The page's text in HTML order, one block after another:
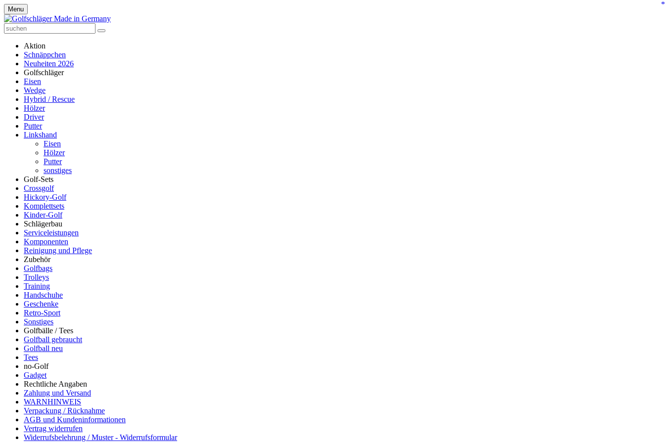
Menu
Aktion
Schnäppchen
Neuheiten 2026
Golfschläger
Eisen
Wedge
Hybrid / Rescue
Hölzer
Driver
Putter
Linkshand
Eisen
Hölzer
Putter
sonstiges
Golf-Sets
Crossgolf
Hickory-Golf
Komplettsets
Kinder-Golf
Schlägerbau
Serviceleistungen
Komponenten
Reinigung und Pflege
Zubehör
Golfbags
Trolleys
Training
Handschuhe
Geschenke
Retro-Sport
Sonstiges
Golfbälle / Tees
Golfball gebraucht
Golfball neu
Tees
no-Golf
Gadget
Rechtliche Angaben
Zahlung und Versand
WARNHINWEIS
Verpackung / Rücknahme
AGB und Kundeninformationen
Vertrag widerrufen
Widerrufsbelehrung / Muster - Widerrufsformular
*